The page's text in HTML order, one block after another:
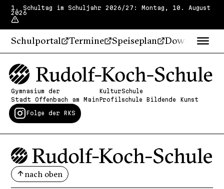
1. Schultag im Schuljahr 2026/27: Montag, 10. August
2026
Schulportal Termine Speiseplan Downloads
Gymnasium der
Stadt Offenbach am Main
KulturSchule
Profilschule Bildende Kunst
Folge der RKS
nach oben